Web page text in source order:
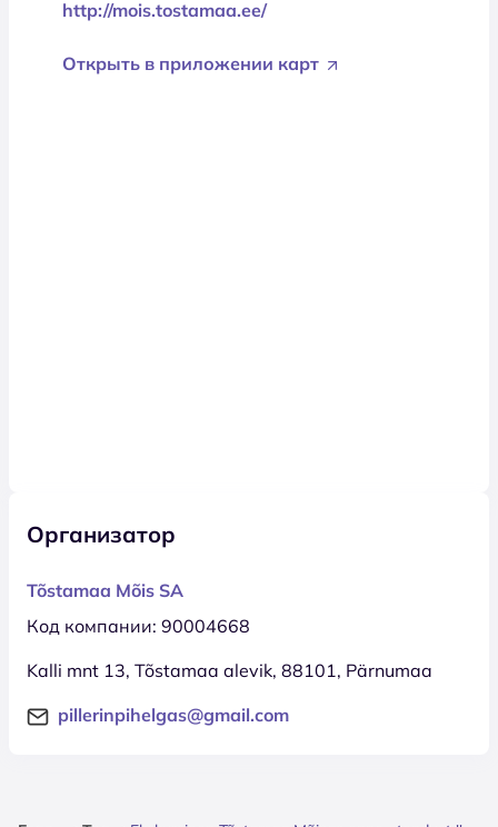
http://mois.tostamaa.ee/
Открыть в приложении карт
Организатор
Tõstamaa Mõis SA
Код компании: 90004668
Kalli mnt 13, Tõstamaa alevik, 88101, Pärnumaa
pillerinpihelgas@gmail.com